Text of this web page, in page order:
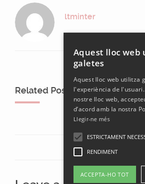
ltminter
Related Posts
Aquest lloc web
galetes
Aquest lloc web utilitza
l'experiència de
nostre lloc web,
d’acord amb la nostra
Llegir-ne més
ESTRICTAMENT
RENDIMENT
ACCEPTA-HO TOT